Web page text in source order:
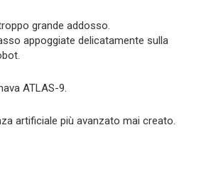
grande addosso.
appoggiate delicatamente sulla
ATLAS-9.
artificiale più avanzato mai creato.